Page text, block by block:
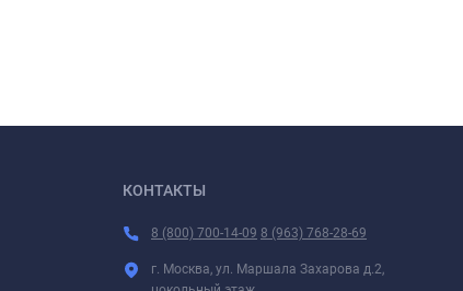
КОНТАКТЫ
8 (800) 700-14-09 8 (963) 768-28-69
г. Москва, ул. Маршала Захарова д.2,